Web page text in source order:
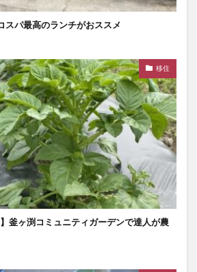
スパ最高のランチがおススメ
移住
釜ヶ渕コミュニティガーデンで達人が農